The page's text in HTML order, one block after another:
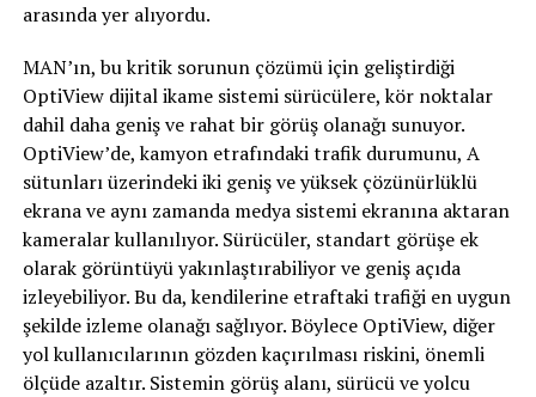
arasında yer alıyordu.
MAN’ın, bu kritik sorunun çözümü için geliştirdiği
OptiView dijital ikame sistemi sürücülere, kör noktalar
dahil daha geniş ve rahat bir görüş olanağı sunuyor.
OptiView’de, kamyon etrafındaki trafik durumunu, A
sütunları üzerindeki iki geniş ve yüksek çözünürlüklü
ekrana ve aynı zamanda medya sistemi ekranına aktaran
kameralar kullanılıyor. Sürücüler, standart görüşe ek
olarak görüntüyü yakınlaştırabiliyor ve geniş açıda
izleyebiliyor. Bu da, kendilerine etraftaki trafiği en uygun
şekilde izleme olanağı sağlıyor. Böylece OptiView, diğer
yol kullanıcılarının gözden kaçırılması riskini, önemli
ölçüde azaltır. Sistemin görüş alanı, sürücü ve yolcu